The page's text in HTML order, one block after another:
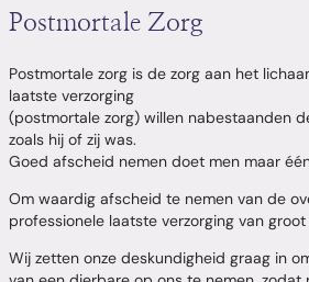
Postmortale Zorg
Postmortale zorg is de zorg aan het
laatste verzorging
(postmortale zorg) willen nabestaanden
zoals hij of zij was.
Goed afscheid nemen doet men maar
Om waardig afscheid te nemen van de
professionele laatste verzorging van groot
Wij zetten onze deskundigheid graag in